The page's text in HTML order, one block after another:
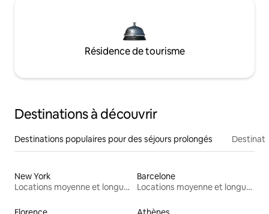
Résidence de tourisme
Destinations à découvrir
Destinations populaires pour des séjours prolongés
New York
Locations moyenne et longue durée
Barcelone
Locations moyenne et longue durée